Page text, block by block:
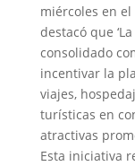
miércoles en
destacó que
consolidado
incentivar la
viajes,
turísticas en
atractivas
Esta iniciativa